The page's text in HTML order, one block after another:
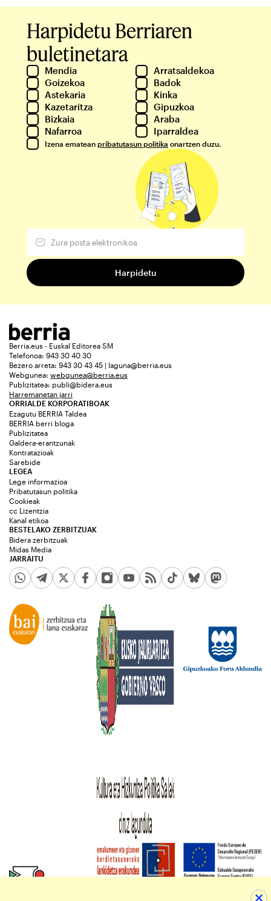
Harpidetu Berriaren
buletinetara
Mendia
Arratsaldekoa
Goizekoa
Badok
Astekaria
Kinka
Kazetaritza
Gipuzkoa
Bizkaia
Araba
Nafarroa
Iparraldea
Izena ematean pribatutasun politika onartzen duzu.
Berria.eus - Euskal Editorea SM
Telefonoa: 943 30 40 30
Bezero arreta: 943 30 43 45 | laguna@berria.eus
Webgunea: webgunea@berria.eus
Publizitatea: publi@bidera.eus
Harremanetan jarri
ORRIALDE KORPORATIBOAK
Ezagutu BERRIA Taldea
BERRIA berri bloga
Publizitatea
Galdera-erantzunak
Kontratazioak
Sarebide
JARRAITU
LEGEA
Lege informazioa
Pribatutasun politika
Cookieak
cc Lizentzia
Kanal etikoa
BESTELAKO ZERBITZUAK
Bidera zerbitzuak
Midas Media